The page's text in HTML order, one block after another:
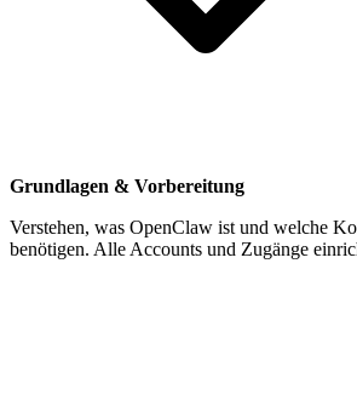
Grundlagen & Vorbereitung
Verstehen, was OpenClaw ist und welche
benötigen. Alle Accounts und Zugänge